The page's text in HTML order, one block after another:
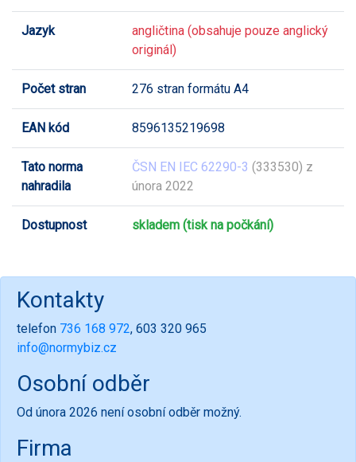
Jazyk
angličtina (obsahuje pouze anglický
originál)
Počet stran 276 stran formátu A4
EAN kód 8596135219698
Tato norma
nahradila
ČSN EN IEC 62290-3 (333530) z
února 2022
Dostupnost skladem (tisk na počkání)
Kontakty
telefon 736 168 972, 603 320 965
info@normybiz.cz
Osobní odběr
Od února 2026 není osobní odběr možný.
Firma